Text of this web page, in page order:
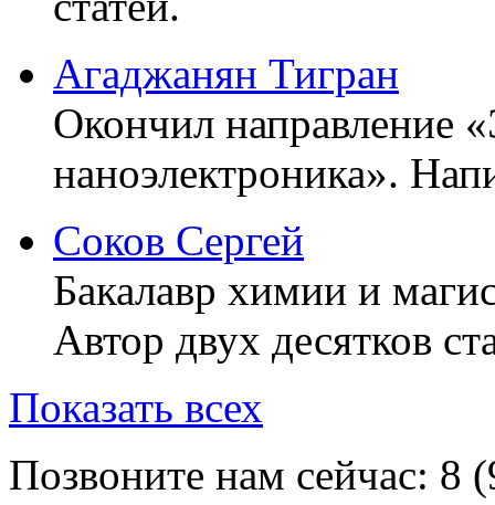
Агаджанян Тигран
Окончил направление
наноэлектроника».
Соков Сергей
Бакалавр химии и
Автор двух десятков
Показать всех
Позвоните нам сейчас: 8